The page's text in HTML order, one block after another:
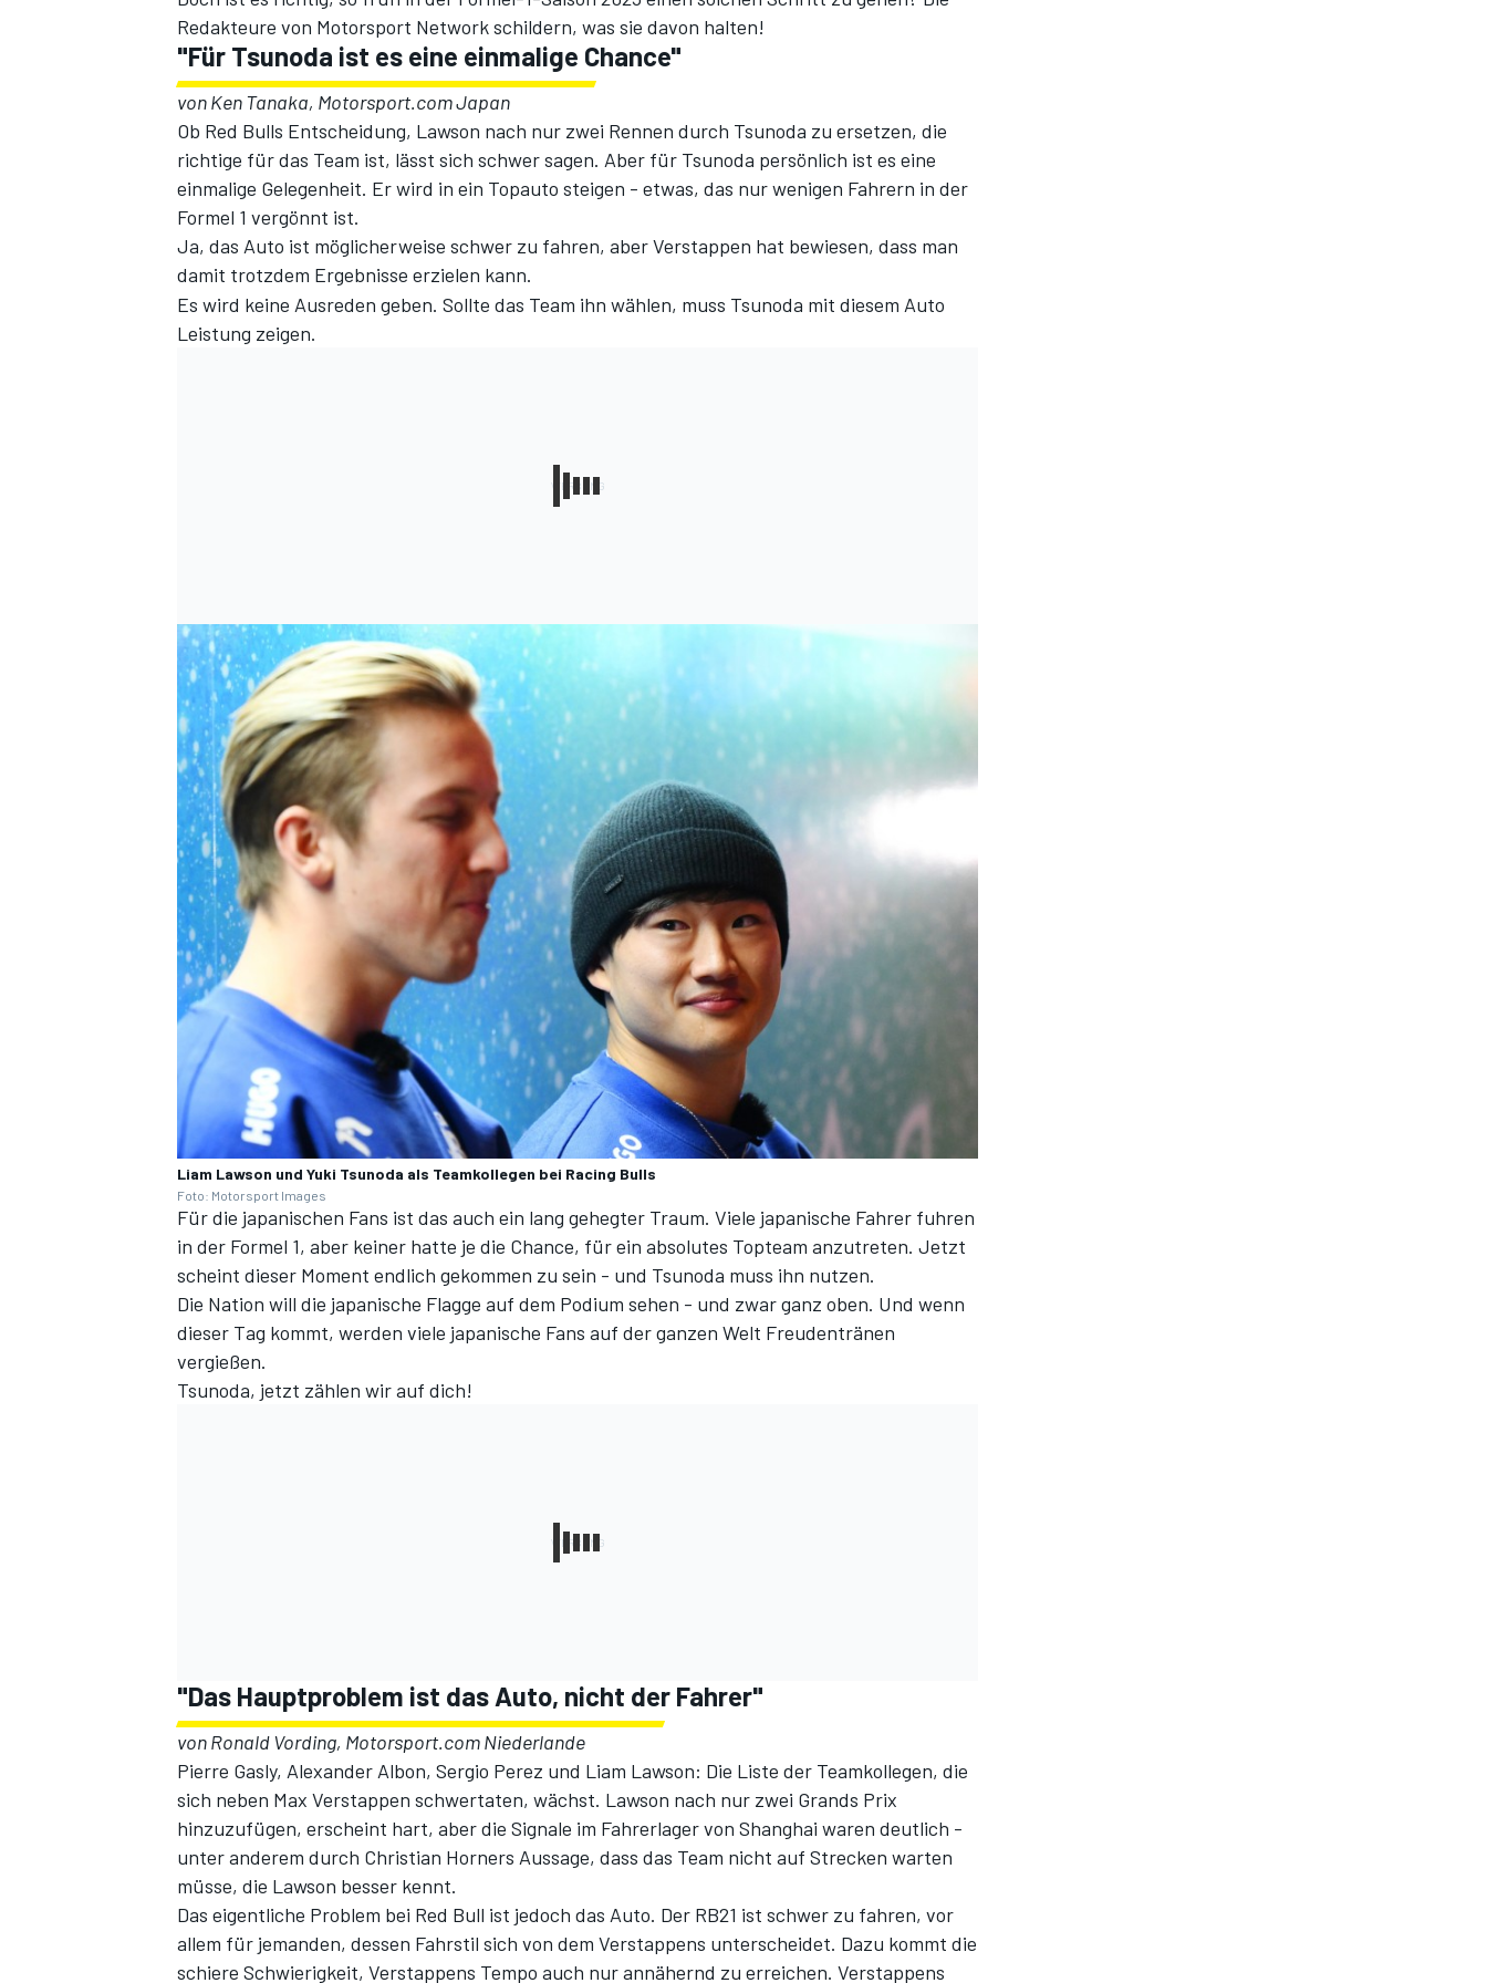
SPORTWAGEN
Redakteure von Motorsport Network schildern, was sie davon halten!
"Für Tsunoda ist es eine einmalige Chance"
von Ken Tanaka, Motorsport.com Japan
Ob Red Bulls Entscheidung, Lawson nach nur zwei Rennen durch Tsunoda zu ersetzen, die
richtige für das Team ist, lässt sich schwer sagen. Aber für Tsunoda persönlich ist es eine
einmalige Gelegenheit. Er wird in ein Topauto steigen - etwas, das nur wenigen Fahrern in der
Formel 1 vergönnt ist.
Ja, das Auto ist möglicherweise schwer zu fahren, aber Verstappen hat bewiesen, dass man
damit trotzdem Ergebnisse erzielen kann.
Es wird keine Ausreden geben. Sollte das Team ihn wählen, muss Tsunoda mit diesem Auto
Leistung zeigen.
Liam Lawson und Yuki Tsunoda als Teamkollegen bei Racing Bulls
Foto: Motorsport Images
Für die japanischen Fans ist das auch ein lang gehegter Traum. Viele japanische Fahrer fuhren
in der Formel 1, aber keiner hatte je die Chance, für ein absolutes Topteam anzutreten. Jetzt
scheint dieser Moment endlich gekommen zu sein - und Tsunoda muss ihn nutzen.
Die Nation will die japanische Flagge auf dem Podium sehen - und zwar ganz oben. Und wenn
dieser Tag kommt, werden viele japanische Fans auf der ganzen Welt Freudentränen
vergießen.
Tsunoda, jetzt zählen wir auf dich!
"Das Hauptproblem ist das Auto, nicht der Fahrer"
von Ronald Vording, Motorsport.com Niederlande
Pierre Gasly, Alexander Albon, Sergio Perez und Liam Lawson: Die Liste der Teamkollegen, die
sich neben Max Verstappen schwertaten, wächst. Lawson nach nur zwei Grands Prix
hinzuzufügen, erscheint hart, aber die Signale im Fahrerlager von Shanghai waren deutlich -
unter anderem durch Christian Horners Aussage, dass das Team nicht auf Strecken warten
müsse, die Lawson besser kennt.
Das eigentliche Problem bei Red Bull ist jedoch das Auto. Der RB21 ist schwer zu fahren, vor
allem für jemanden, dessen Fahrstil sich von dem Verstappens unterscheidet. Dazu kommt die
schiere Schwierigkeit, Verstappens Tempo auch nur annähernd zu erreichen. Verstappens